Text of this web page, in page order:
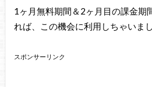
1ヶ月無料期間＆2ヶ月目の課金期
れば、この機会に利用しちゃいまし
スポンサーリンク